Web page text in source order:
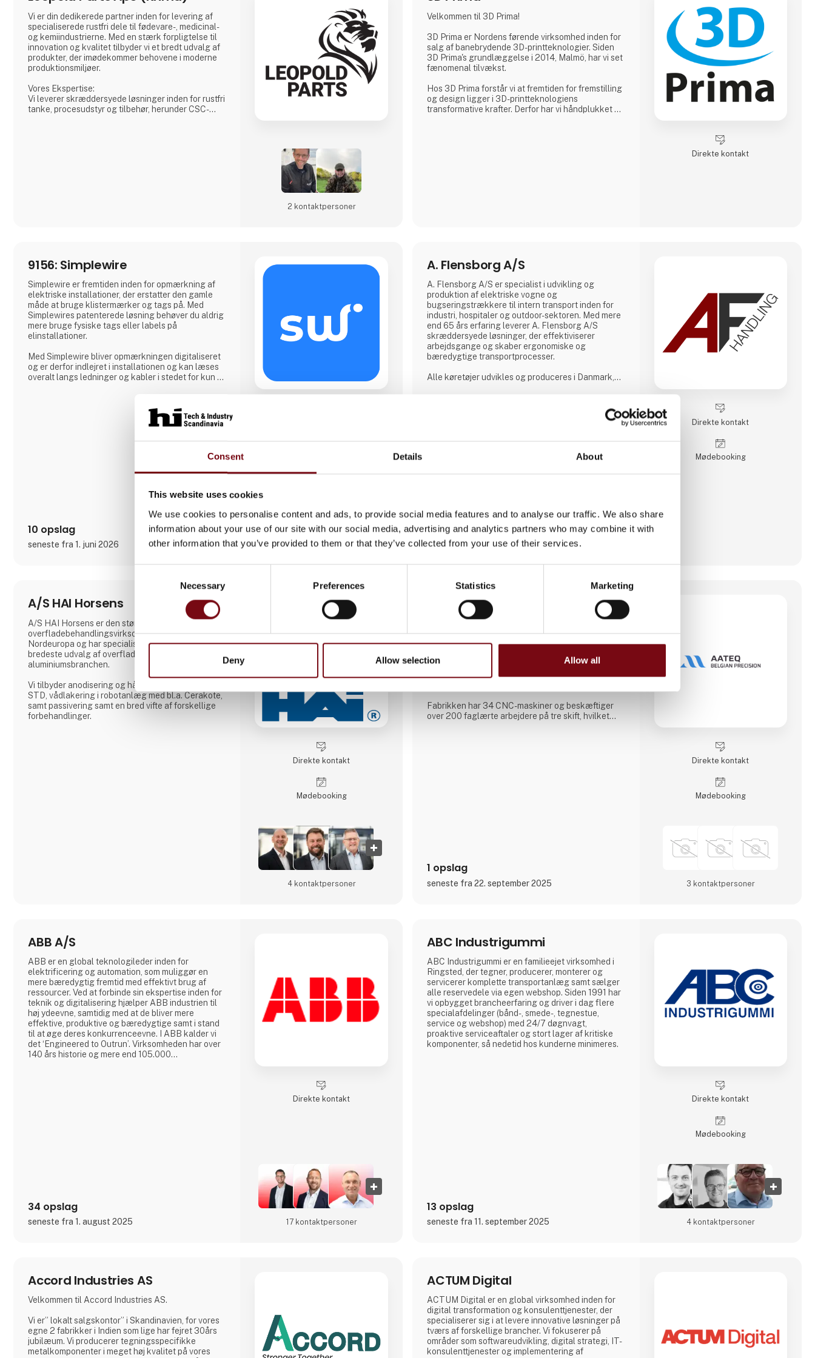
Consent Details About
This website uses cookies
We use cookies to personalise content and ads, to provide social media features and to analyse our traffic. We also share
information about your use of our site with our social media, advertising and analytics partners who may combine it with
other information that you’ve provided to them or that they’ve collected from your use of their services.
Necessary Preferences Statistics Marketing
Deny Allow selection Allow all
Vi er din dedikerede partner inden for levering af
specialiserede rustfri dele til fødevare-, medicinal-
og kemiindustrierne. Med en stærk forpligtelse til
innovation og kvalitet tilbyder vi et bredt udvalg af
produkter, der imødekommer behovene i moderne
produktionsmiljøer.
Vores Ekspertise:
Vi leverer skræddersyede løsninger inden for rustfri
tanke, procesudstyr og tilbehør, herunder CSC-
2 kontakt­personer
Velkommen til 3D Prima!
3D Prima er Nordens førende virksomhed inden for
salg af banebrydende 3D-printteknologier. Siden
3D Prima's grundlæggelse i 2014, Malmö, har vi set
fænomenal tilvækst.
Hos 3D Prima forstår vi at fremtiden for fremstilling
og design ligger i 3D-printteknologiens
transformative krafter. Derfor har vi håndplukket et
Direkte kontakt
9156: Simplewire
Simplewire er fremtiden inden for opmærkning af
elektriske installationer, der erstatter den gamle
måde at bruge klistermærker og tags på. Med
Simplewires patenterede løsning behøver du aldrig
mere bruge fysiske tags eller labels på
elinstallationer.
Med Simplewire bliver opmærkningen digitaliseret
og er derfor indlejret i installationen og kan læses
overalt langs ledninger og kabler i stedet for kun at
Det er grunden til, at Simplewires digitale
mærkningssystem er det bedste mærkningssystem
Simplewires clips overfører ID'et fra dine sikringer
10 opslag
seneste fra 1. juni 2026 3 kontakt­personer
A. Flensborg A/S
A. Flensborg A/S er specialist i udvikling og
produktion af elektriske vogne og
bugseringstrækkere til intern transport inden for
industri, hospitaler og outdoor-sektoren. Med mere
end 65 års erfaring leverer A. Flensborg A/S
skræddersyede løsninger, der effektiviserer
arbejdsgange og skaber ergonomiske og
bæredygtige transportprocesser.
Alle køretøjer udvikles og produceres i Danmark,
lagerhåndtering, hospitalslogistik eller transport i
Direkte kontakt
Møde­booking
A/S HAI Horsens
A/S HAI Horsens er den største
overfladebehandlingsvirksomhed af aluminium i
Nordeuropa og har specialiseret sig i Europas
bredeste udvalg af overfladebehandlinger indenfor
aluminiumsbranchen.
Vi tilbyder anodisering og hårdanodisering i MIL
STD, vådlakering i robotanlæg med bl.a. Cerakote,
samt passivering samt en bred vifte af forskellige
forbehandlinger.
Direkte kontakt
Møde­booking
4 kontakt­personer
AATEQ Belgian Precision
Rumænien, og er en produktionsvirksomhed med
speciale i CNC-drejning, -fræsning og -svejsning.
men har udviklet sig til en pålidelig leverandør af
mekaniske komponenter med høj præcision til
Fabrikken har 34 CNC-maskiner og beskæftiger
over 200 faglærte arbejdere på tre skift, hvilket
1 opslag
seneste fra 22. september 2025
Direkte kontakt
Møde­booking
3 kontakt­personer
ABB A/S
ABB er en global teknologileder inden for
elektrificering og automation, som muliggør en
mere bæredygtig fremtid med effektivt brug af
ressourcer. Ved at forbinde sin ekspertise inden for
teknik og digitalisering hjælper ABB industrien til
høj ydeevne, samtidig med at de bliver mere
effektive, produktive og bæredygtige samt i stand
til at øge deres konkurrenceevne. I ABB kalder vi
det ‘Engineered to Outrun’. Virksomheden har over
140 års historie og mere end 105.000
34 opslag
seneste fra 1. august 2025
Direkte kontakt
17 kontakt­personer
ABC Industrigummi
ABC Industrigummi er en familieejet virksomhed i
Ringsted, der tegner, producerer, monterer og
servicerer komplette transportanlæg samt sælger
alle reservedele via egen webshop. Siden 1991 har
vi opbygget brancheerfaring og driver i dag flere
specialafdelinger (bånd-, smede-, tegnestue,
service og webshop) med 24/7 døgnvagt,
proaktive serviceaftaler og stort lager af kritiske
komponenter, så nedetid hos kunderne minimeres.
13 opslag
seneste fra 11. september 2025
Direkte kontakt
Møde­booking
4 kontakt­personer
Accord Industries AS
Velkommen til Accord Industries AS.
Vi er” lokalt salgskontor” i Skandinavien, for vores
egne 2 fabrikker i Indien som lige har fejret 30års
jubilæum. Vi producerer tegningsspecifikke
metalkomponenter i meget høj kvalitet på vores
ACTUM Digital
ACTUM Digital er en global virksomhed inden for
digital transformation og konsulenttjenester, der
specialiserer sig i at levere innovative løsninger på
tværs af forskellige brancher. Vi fokuserer på
områder som softwareudvikling, digital strategi, IT-
konsulenttjenester og implementering af